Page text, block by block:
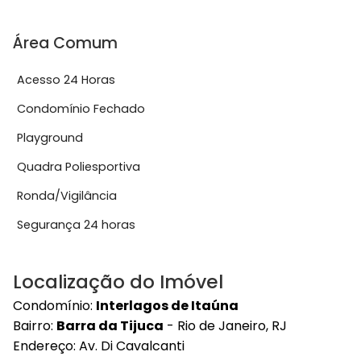
Área Comum
Acesso 24 Horas
Condomínio Fechado
Playground
Quadra Poliesportiva
Ronda/Vigilância
Segurança 24 horas
Localização do Imóvel
Condomínio: Interlagos de Itaúna
Bairro: Barra da Tijuca - Rio de Janeiro, RJ
Endereço: Av. Di Cavalcanti